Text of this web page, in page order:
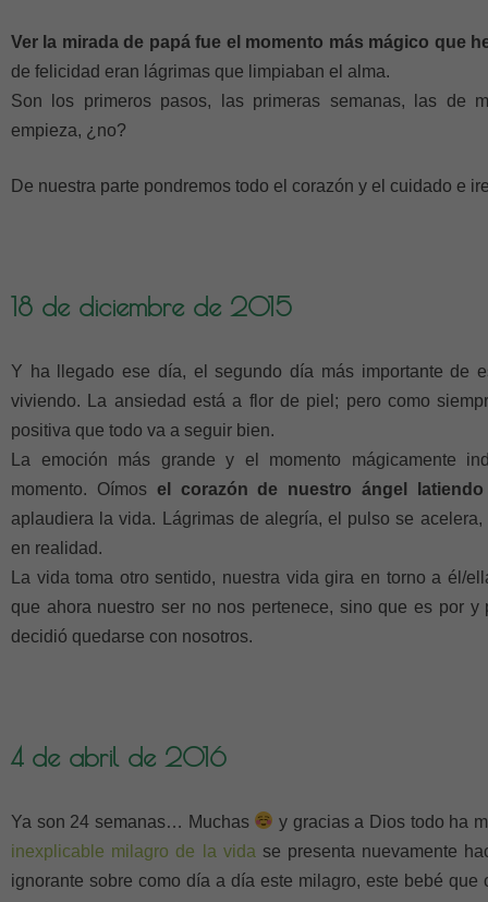
Ver la mirada de papá fue el momento más mágico que
de felicidad eran lágrimas que limpiaban el alma.
Son los primeros pasos, las primeras semanas, las de
empieza, ¿no?
De nuestra parte pondremos todo el corazón y el cuidado e
18 de diciembre de 2015
Y ha llegado ese día, el segundo día más importante de
viviendo. La ansiedad está a flor de piel; pero como
positiva que todo va a seguir bien.
La emoción más grande y el momento mágicamente
momento. Oímos el corazón de nuestro ángel latiendo
aplaudiera la vida. Lágrimas de alegría, el pulso se
en realidad.
La vida toma otro sentido, nuestra vida gira en torno a él/
que ahora nuestro ser no nos pertenece, sino que es por y
decidió quedarse con nosotros.
4 de abril de 2016
Ya son 24 semanas… Muchas
y gracias a Dios todo ha
inexplicable milagro de la vida se presenta nuevamente
ignorante sobre como día a día este milagro, este bebé